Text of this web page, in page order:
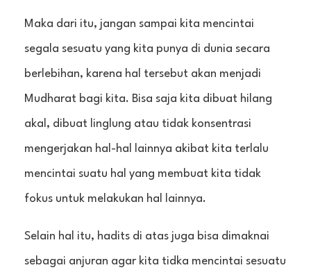
Maka dari itu, jangan sampai kita mencintai
segala sesuatu yang kita punya di dunia secara
berlebihan, karena hal tersebut akan menjadi
Mudharat bagi kita. Bisa saja kita dibuat hilang
akal, dibuat linglung atau tidak konsentrasi
mengerjakan hal-hal lainnya akibat kita terlalu
mencintai suatu hal yang membuat kita tidak
fokus untuk melakukan hal lainnya.
Selain hal itu, hadits di atas juga bisa dimaknai
sebagai anjuran agar kita tidka mencintai sesuatu